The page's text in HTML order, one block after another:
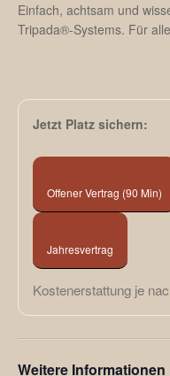
Einfach, achtsam und
Tripada®-Systems. Für
Jetzt Platz sichern:
Offener Vertrag (90 Min)
Jahresvertrag
Kostenerstattung je
Weitere Informationen